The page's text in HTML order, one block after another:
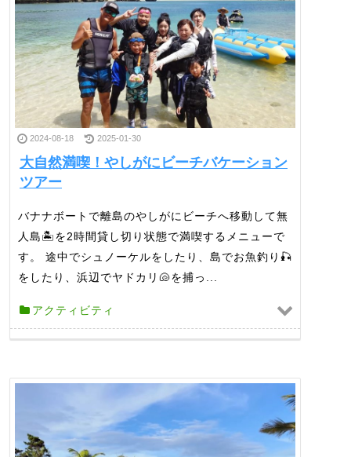
2024-08-18 2025-01-30
大自然満喫！やしがにビーチバケーション
ツアー
バナナボートで離島のやしがにビーチへ移動して無
人島🏝を2時間貸し切り状態で満喫するメニューで
す。 途中でシュノーケルをしたり、島でお魚釣り🎣
をしたり、浜辺でヤドカリ🐚を捕っ...
アクティビティ